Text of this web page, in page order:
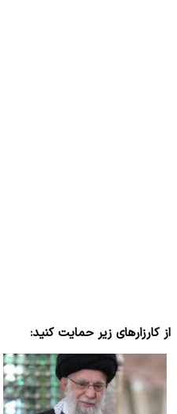
از کارزارهای زیر حمایت کنید: